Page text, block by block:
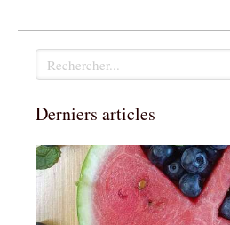
Rechercher
Derniers articles